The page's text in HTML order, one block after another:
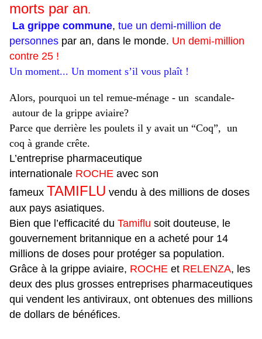
morts par an.
La grippe commune, tue un demi-million de
personnes par an, dans le monde. Un demi-million
contre 25 !
Un moment... Un moment s’il vous plaît !
Alors, pourquoi un tel remue-ménage - un scandale-
autour de la grippe aviaire?
Parce que derrière les poulets il y avait un “Coq”, un
coq à grande crête.
L’entreprise pharmaceutique
internationale ROCHE avec son
fameux TAMIFLU vendu à des millions de doses
aux pays asiatiques.
Bien que l’efficacité du Tamiflu soit douteuse, le
gouvernement britannique en a acheté pour 14
millions de doses pour protéger sa population.
Grâce à la grippe aviaire, ROCHE et RELENZA, les
deux des plus grosses entreprises pharmaceutiques
qui vendent les antiviraux, ont obtenues des millions
de dollars de bénéfices.